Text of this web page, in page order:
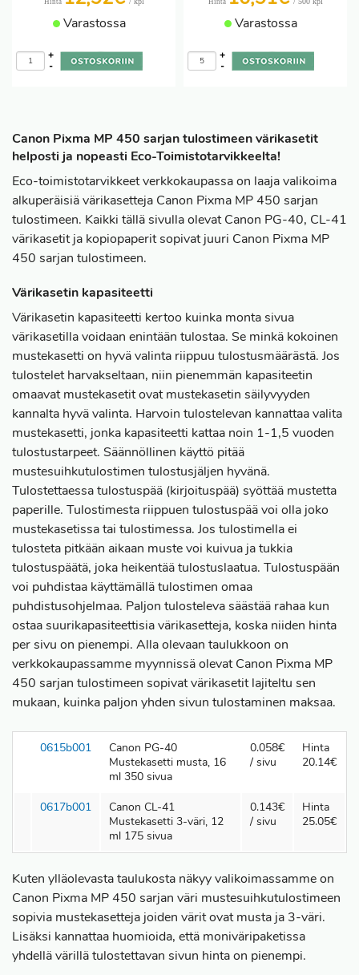
Hinta
Varastossa
-
+
Hinta
Varastossa
-
+
Canon Pixma MP 450 sarjan tulostimeen värikasetit
helposti ja nopeasti Eco-Toimistotarvikkeelta!
Eco-toimistotarvikkeet verkkokaupassa on laaja valikoima
alkuperäisiä värikasetteja Canon Pixma MP 450 sarjan
tulostimeen. Kaikki tällä sivulla olevat Canon PG-40, CL-41
värikasetit ja kopiopaperit sopivat juuri Canon Pixma MP
450 sarjan tulostimeen.
Värikasetin kapasiteetti
Värikasetin kapasiteetti kertoo kuinka monta sivua
värikasetilla voidaan enintään tulostaa. Se minkä kokoinen
mustekasetti on hyvä valinta riippuu tulostusmäärästä. Jos
tulostelet harvakseltaan, niin pienemmän kapasiteetin
omaavat mustekasetit ovat mustekasetin säilyvyyden
kannalta hyvä valinta. Harvoin tulostelevan kannattaa valita
mustekasetti, jonka kapasiteetti kattaa noin 1-1,5 vuoden
tulostustarpeet. Säännöllinen käyttö pitää
mustesuihkutulostimen tulostusjäljen hyvänä.
Tulostettaessa tulostuspää (kirjoituspää) syöttää mustetta
paperille. Tulostimesta riippuen tulostuspää voi olla joko
mustekasetissa tai tulostimessa. Jos tulostimella ei
tulosteta pitkään aikaan muste voi kuivua ja tukkia
tulostuspäätä, joka heikentää tulostuslaatua. Tulostuspään
voi puhdistaa käyttämällä tulostimen omaa
puhdistusohjelmaa. Paljon tulosteleva säästää rahaa kun
ostaa suurikapasiteettisia värikasetteja, koska niiden hinta
per sivu on pienempi. Alla olevaan taulukkoon on
verkkokaupassamme myynnissä olevat Canon Pixma MP
450 sarjan tulostimeen sopivat värikasetit lajiteltu sen
mukaan, kuinka paljon yhden sivun tulostaminen maksaa.
0615b001
Canon PG-40
Mustekasetti musta, 16
ml 350 sivua
0.058€
/ sivu
Hinta
20.14€
0617b001
Canon CL-41
Mustekasetti 3-väri, 12
ml 175 sivua
0.143€
/ sivu
Hinta
25.05€
Kuten ylläolevasta taulukosta näkyy valikoimassamme on
Canon Pixma MP 450 sarjan väri mustesuihkutulostimeen
sopivia mustekasetteja joiden värit ovat musta ja 3-väri.
Lisäksi kannattaa huomioida, että moniväripaketissa
yhdellä värillä tulostettavan sivun hinta on pienempi.